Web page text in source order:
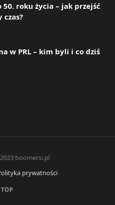
50. roku życia – jak przejść
w PRL – kim byli i co dziś
boomersi.pl
prywatności
TOP